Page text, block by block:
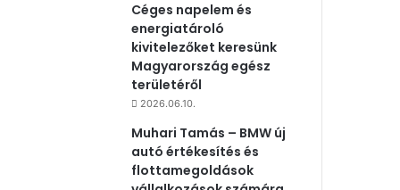
Céges napelem és
energiatároló
kivitelezőket keresünk
Magyarország egész
területéről
2026.06.10.
Muhari Tamás – BMW új
autó értékesítés és
flottamegoldások